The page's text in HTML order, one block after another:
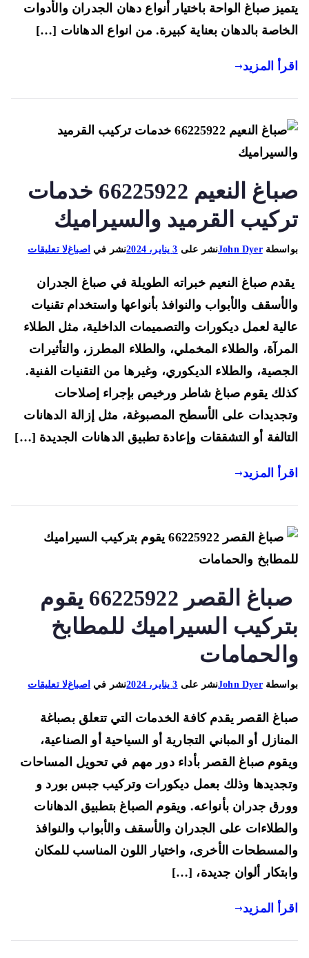
صباغ الواحة باختيار أنواع دهان الجدران والأدوات
بالدهان بعناية كبيرة. من انواع الدهانات […]
المزيد
صباغ النعيم 66225922 خدمات
القرميد والسيراميك
John Dyerنشر على3 يناير، 2024 نشر في اصباغلا تعليقاتعلى
النعيم
66225922
تركيب
القرميد
صباغ النعيم خبراته الطويلة في صباغ الجدران
والأبواب والنوافذ بأنواعها واستخدام تقنيات
لعمل ديكورات والتصميمات الداخلية، مثل الطلاء
والطلاء المخملي، والطلاء المطرز، والتأثيرات
والطلاء الديكوري، وغيرها من التقنيات الفنية.
يقوم صباغ شاطر ورخيص بإجراء إصلاحات
على الأسطح المصبوغة، مثل إزالة الدهانات
أو التشققات وإعادة تطبيق الدهانات الجديدة […]
المزيد
صباغ القصر 66225922 يقوم
السيراميك للمطابخ
John Dyerنشر على3 يناير، 2024 نشر في اصباغلا تعليقاتعلى
القصر
66225922
بتركيب
السيراميك
للمطابخ
والحمامات
القصر يقدم كافة الخدمات التي تتعلق بصباغة
أو المباني التجارية أو السياحية أو الصناعية،
صباغ القصر بأداء دور مهم في تحويل المساحات
وذلك بعمل ديكورات وتركيب جبس بورد و
جدران بأنواعه. ويقوم الصباغ بتطبيق الدهانات
على الجدران والأسقف والأبواب والنوافذ
الأخرى، واختيار اللون المناسب للمكان
ألوان جديدة، […]
المزيد